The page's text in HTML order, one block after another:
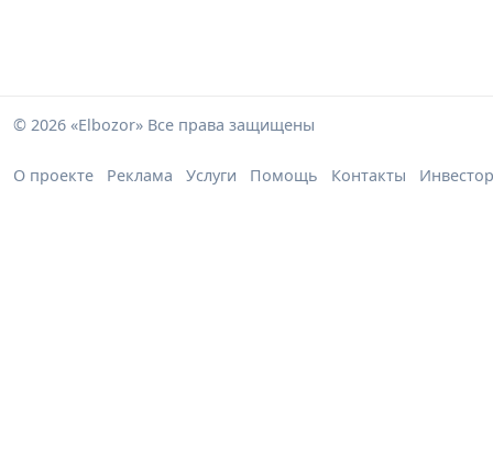
© 2026 «Elbozor» Все права защищены
О проекте Реклама Услуги Помощь Контакты